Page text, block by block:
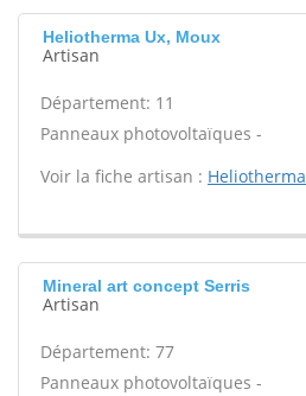
Heliotherma Ux, Moux
Artisan
Département: 11
Panneaux photovoltaïques -
Voir la fiche artisan : Heliotherma
Mineral art concept Serris
Artisan
Département: 77
Panneaux photovoltaïques -